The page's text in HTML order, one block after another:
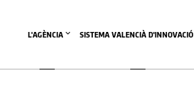
L'AGÈNCIA SISTEMA VALENCIÀ D'INNOVACIÓ